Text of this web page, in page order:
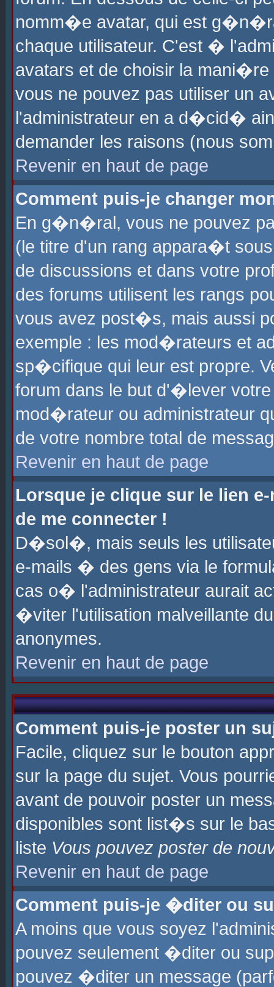
nomm�e avatar, qui est
chaque utilisateur. C'est �
avatars et de choisir la
vous ne pouvez pas utiliser un
l'administrateur en a d�cid�
demander les raisons (nous
Revenir en haut de page
Comment puis-je changer
En g�n�ral, vous ne pouvez
(le titre d'un rang appara�t
de discussions et dans votre
des forums utilisent les rangs
vous avez post�s, mais aussi
exemple : les mod�rateurs et
sp�cifique qui leur est propre.
forum dans le but d'�lever
mod�rateur ou administrateur
de votre nombre total de
Revenir en haut de page
Lorsque je clique sur le lien
de me connecter !
D�sol�, mais seuls les
e-mails � des gens via le
cas o� l'administrateur aurait
�viter l'utilisation malveillante
anonymes.
Revenir en haut de page
Comment puis-je poster un
Facile, cliquez sur le bouton
sur la page du sujet. Vous
avant de pouvoir poster un
disponibles sont list�s sur le
liste Vous pouvez poster de
Revenir en haut de page
Comment puis-je �diter ou
A moins que vous soyez
pouvez seulement �diter ou
pouvez �diter un message